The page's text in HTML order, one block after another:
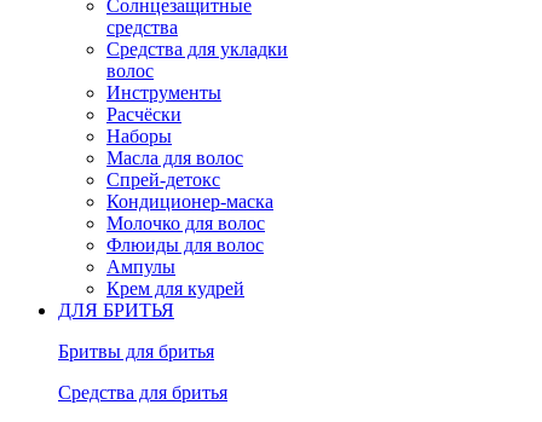
Солнцезащитные
средства
Средства для укладки
волос
Инструменты
Расчёски
Наборы
Масла для волос
Спрей-детокс
Кондиционер-маска
Молочко для волос
Флюиды для волос
Ампулы
Крем для кудрей
ДЛЯ БРИТЬЯ
Бритвы для бритья
Средства для бритья